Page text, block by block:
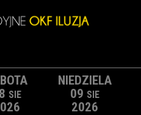
SIE
NIEDZIELA
09 SIE
2026